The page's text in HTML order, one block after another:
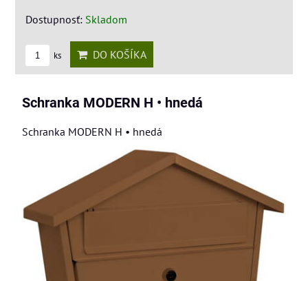
Dostupnosť: Skladom
ks DO KOŠÍKA
Schranka MODERN H • hnedá
Schranka MODERN H • hnedá